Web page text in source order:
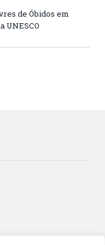
de Óbidos em
UNESCO